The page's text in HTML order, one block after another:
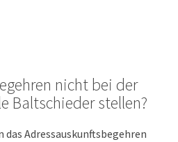
nicht bei der
Baltschieder stellen?
Adressauskunftsbegehren